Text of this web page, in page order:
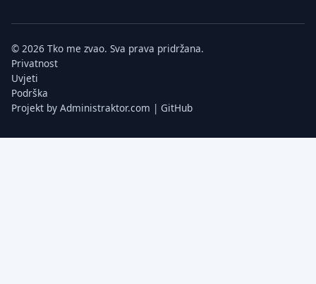
© 2026 Tko me zvao. Sva prava pridržana.
Privatnost
Uvjeti
Podrška
Projekt by Administraktor.com | GitHub